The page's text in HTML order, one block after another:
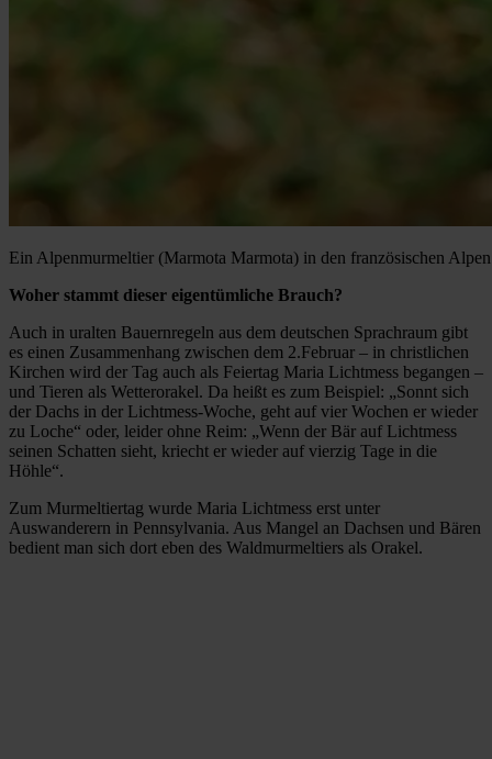
Ein Alpenmurmeltier (Marmota Marmota) in den französischen
Woher stammt dieser eigentümliche Brauch?
Auch in uralten Bauernregeln aus dem deutschen Sprachraum gibt
es einen Zusammenhang zwischen dem 2.Februar – in christlichen
Kirchen wird der Tag auch als Feiertag Maria Lichtmess begangen –
und Tieren als Wetterorakel. Da heißt es zum Beispiel: „Sonnt sich
der Dachs in der Lichtmess-Woche, geht auf vier Wochen er wieder
zu Loche“ oder, leider ohne Reim: „Wenn der Bär auf Lichtmess
seinen Schatten sieht, kriecht er wieder auf vierzig Tage in die
Höhle“.
Zum Murmeltiertag wurde Maria Lichtmess erst unter
Auswanderern in Pennsylvania. Aus Mangel an Dachsen und Bären
bedient man sich dort eben des Waldmurmeltiers als Orakel.